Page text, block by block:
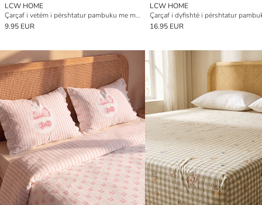
LCW HOME
Çarçaf i vetëm i përshtatur pambuku me model lulesh
9.95 EUR
LCW HOME
Çarçaf i dyfishtë i përshtatur
16.95 EUR